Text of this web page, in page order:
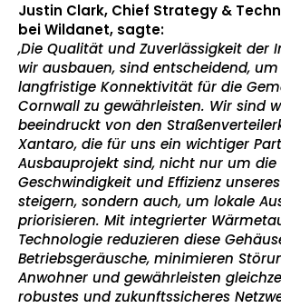
Justin Clark, Chief Strategy &
bei Wildanet, sagte:
„Die Qualität und Zuverlässigkeit der
wir ausbauen, sind entscheidend,
langfristige Konnektivität für die
Cornwall zu gewährleisten. Wir sind
beeindruckt von den
Xantaro, die für uns ein wichtiger
Ausbauprojekt sind, nicht nur um die
Geschwindigkeit und Effizienz
steigern, sondern auch, um lokale
priorisieren. Mit integrierter
Technologie reduzieren diese
Betriebsgeräusche, minimieren
Anwohner und gewährleisten
robustes und zukunftssicheres